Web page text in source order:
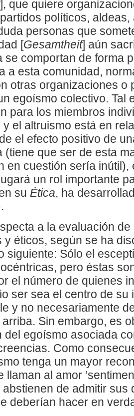
], que quiere
políticos,
personas que
[Gesamtheit] aún
se comportan de forma
a esta comunidad,
otras organizaciones o
egoísmo colectivo. Tal
para los miembros
y el altruismo está en
el efecto positivo de
(tiene que ser de esta
en cuestión sería inútil),
un rol importante
su Ética, ha
a la evaluación
y éticos, según se ha
siguiente: Sólo el
pero éstas
el número de quienes
ser sea el centro de su
y no necesariamente
Sin embargo, es
del egoísmo asociada
Como
tenga un mayor
llaman al amor
de admitir sus
deberían hacer en